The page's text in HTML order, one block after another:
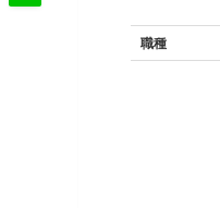
職種